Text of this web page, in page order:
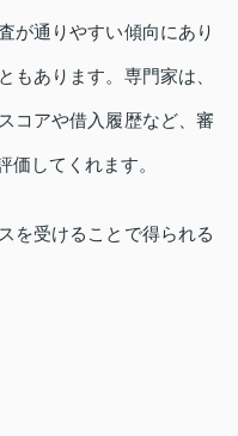
が通りやすい傾向にあり
もあります。専門家は、
コアや借入履歴など、審
価してくれます。
を受けることで得られる